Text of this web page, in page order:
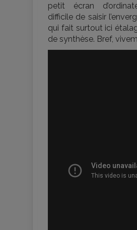
petit écran
difficile de saisir
qui fait surtout ici
de synthèse. Bref,